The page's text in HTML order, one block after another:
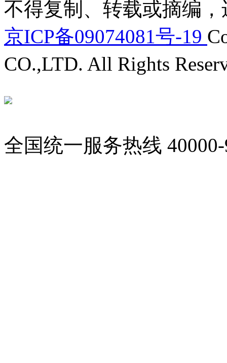
不得复制、转载或摘编
京ICP备09074081号-19
CO.,LTD. All Rights
全国统一服务热线